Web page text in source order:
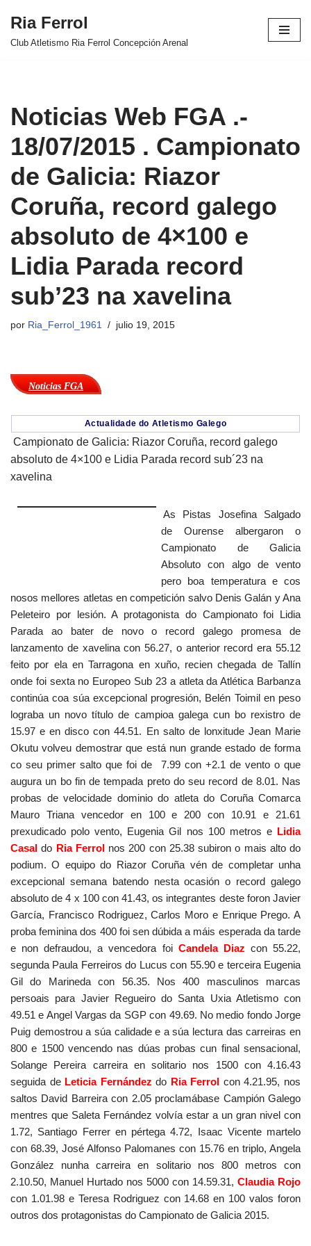
Saltar
Ria Ferrol
Club Atletismo Ria Ferrol Concepción Arenal
Noticias Web FGA .-
18/07/2015 . Campionato
de Galicia: Riazor
Coruña, record galego
absoluto de 4×100 e
Lidia Parada record
sub’23 na xavelina
por Ria_Ferrol_1961 julio 19, 2015
Noticias FGA
Actualidade do Atletismo Galego
Campionato de Galicia: Riazor Coruña, record galego
absoluto de 4×100 e Lidia Parada record sub´23 na
xavelina
As Pistas Josefina Salgado
de Ourense albergaron o
Campionato de Galicia
Absoluto con algo de vento
pero boa temperatura e cos
nosos mellores atletas en competición salvo Denis Galán y Ana
Peleteiro por lesión. A protagonista do Campionato foi Lidia
Parada ao bater de novo o record galego promesa de
lanzamento de xavelina con 56.27, o anterior record era 55.12
feito por ela en Tarragona en xuño, recien chegada de Tallín
onde foi sexta no Europeo Sub 23 a atleta da Atlética Barbanza
continúa coa súa excepcional progresión, Belén Toimil en peso
lograba un novo título de campioa galega cun bo rexistro de
15.97 e en disco con 44.51. En salto de lonxitude Jean Marie
Okutu volveu demostrar que está nun grande estado de forma
co seu primer salto que foi de 7.99 con +2.1 de vento o que
augura un bo fin de tempada preto do seu record de 8.01. Nas
probas de velocidade dominio do atleta do Coruña Comarca
Mauro Triana vencedor en 100 e 200 con 10.91 e 21.61
prexudicado polo vento, Eugenia Gil nos 100 metros e Lidia
Casal do Ria Ferrol nos 200 con 25.38 subiron o mais alto do
podium. O equipo do Riazor Coruña vén de completar unha
excepcional semana batendo nesta ocasión o record galego
absoluto de 4 x 100 con 41.43, os integrantes deste foron Javier
García, Francisco Rodriguez, Carlos Moro e Enrique Prego. A
proba feminina dos 400 foi sen dúbida a máis esperada da tarde
e non defraudou, a vencedora foi Candela Diaz con 55.22,
segunda Paula Ferreiros do Lucus con 55.90 e terceira Eugenia
Gil do Marineda con 56.35. Nos 400 masculinos marcas
persoais para Javier Regueiro do Santa Uxia Atletismo con
49.51 e Angel Vargas da SGP con 49.69. No medio fondo Jorge
Puig demostrou a súa calidade e a súa lectura das carreiras en
800 e 1500 vencendo nas dúas probas cun final sensacional,
Solange Pereira carreira en solitario nos 1500 con 4.16.43
seguida de Leticia Fernández do Ria Ferrol con 4.21.95, nos
saltos David Barreira con 2.05 proclamábase Campión Galego
mentres que Saleta Fernández volvía estar a un gran nivel con
1.72, Santiago Ferrer en pértega 4.72, Isaac Vicente martelo
con 68.39, José Alfonso Palomanes con 15.76 en triplo, Angela
González nunha carreira en solitario nos 800 metros con
2.10.50, Manuel Hurtado nos 5000 con 14.59.31, Claudia Rojo
con 1.01.98 e Teresa Rodriguez con 14.68 en 100 valos foron
outros dos protagonistas do Campionato de Galicia 2015.